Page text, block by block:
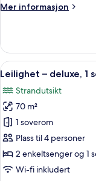
(Sea
View)
Mer informasjon
Mer
–
deluxe,
1
soverom
(Sea
or
Pool
View)
Åpne
alle
bildene
av
Leilighet
–
deluxe,
1
6
Leilighet – deluxe, 1
Strandutsikt
70 m²
1 soverom
Plass til 4 personer
2 enkeltsenger og 1
Wi-fi inkludert